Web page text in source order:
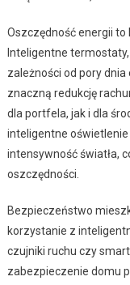
Oszczędność energii
Inteligentne
zależności od pory
znaczną redukcję
dla portfela, jak i dla
inteligentne
intensywność światła,
oszczędności.
Bezpieczeństwo
korzystanie z
czujniki ruchu czy
zabezpieczenie domu